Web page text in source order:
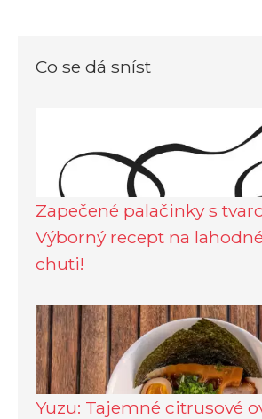
Co se dá sníst
Zapečené palačinky s
Výborný recept na
chuti!
Yuzu: Tajemné citrusové